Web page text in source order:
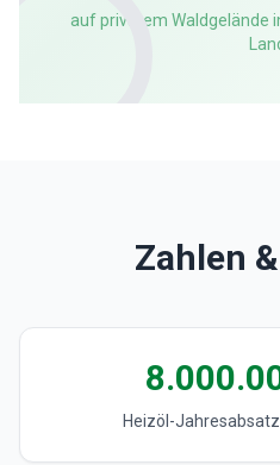
auf privatem Waldgelände
Zahlen
Heizöl-